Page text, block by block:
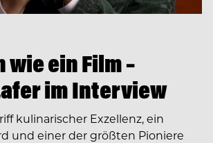
wie ein Film –
im Interview
kulinarischer Exzellenz, ein
und einer der größten Pioniere